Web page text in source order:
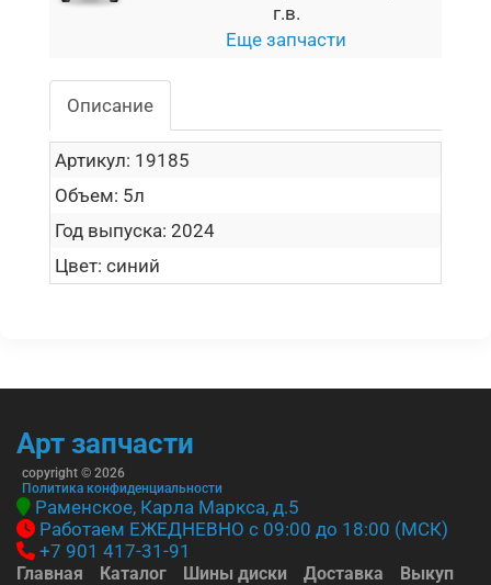
г.в.
Еще запчасти
Описание
Артикул: 19185
Объем: 5л
Год выпуска: 2024
Цвет: синий
Арт запчасти
copyright © 2026
Политика конфиденциальности
Раменское, Карла Маркса, д.5
Работаем ЕЖЕДНЕВНО с 09:00 до 18:00 (МСК)
+7 901 417-31-91
Главная Каталог Шины диски Доставка
Выкуп